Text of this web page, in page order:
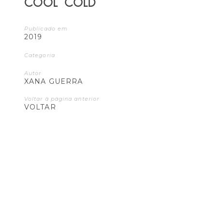
COOL COLD
Publicado em
2019
Categoria
Autor
XANA GUERRA
Voltar à página anterior
VOLTAR